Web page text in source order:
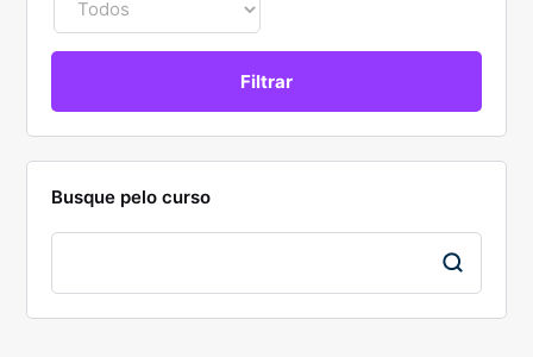
Busque pelo curso